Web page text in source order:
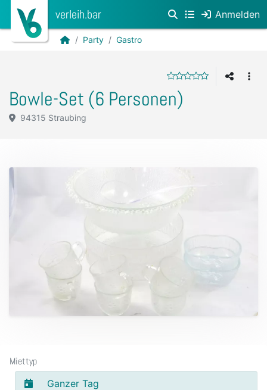
verleih.bar Anmelden
Party Gastro
Bowle-Set (6 Personen)
94315 Straubing
Miettyp
Ganzer Tag